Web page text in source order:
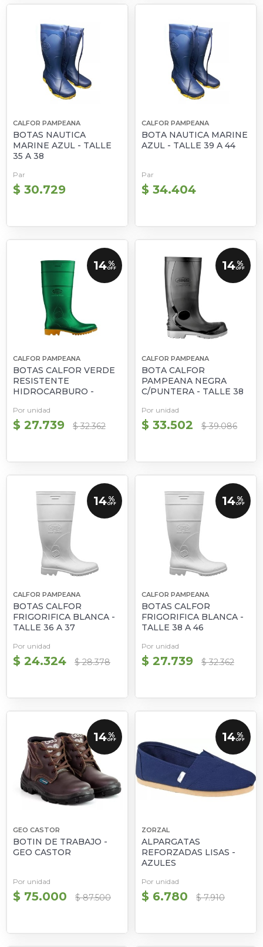
CALFOR PAMPEANA
BOTAS NAUTICA
MARINE AZUL - TALLE
35 A 38
Par
$ 30.729
CALFOR PAMPEANA
BOTA NAUTICA MARINE
AZUL - TALLE 39 A 44
Par
$ 34.404
14 %
OFF
CALFOR PAMPEANA
BOTAS CALFOR VERDE
RESISTENTE
HIDROCARBURO -
Por unidad
$ 27.739 $ 32.362
14 %
OFF
CALFOR PAMPEANA
BOTA CALFOR
PAMPEANA NEGRA
C/PUNTERA - TALLE 38
Por unidad
$ 33.502 $ 39.086
14 %
OFF
CALFOR PAMPEANA
BOTAS CALFOR
FRIGORIFICA BLANCA -
TALLE 36 A 37
Por unidad
$ 24.324 $ 28.378
14 %
OFF
CALFOR PAMPEANA
BOTAS CALFOR
FRIGORIFICA BLANCA -
TALLE 38 A 46
Por unidad
$ 27.739 $ 32.362
14 %
OFF
GEO CASTOR
BOTIN DE TRABAJO -
GEO CASTOR
Por unidad
$ 75.000 $ 87.500
14 %
OFF
ZORZAL
ALPARGATAS
REFORZADAS LISAS -
AZULES
Por unidad
$ 6.780 $ 7.910